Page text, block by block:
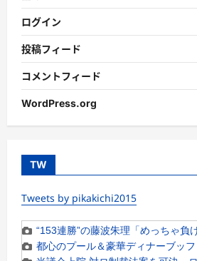
ログイン
投稿フィード
コメントフィード
WordPress.org
TW
Tweets by pikakichi2015